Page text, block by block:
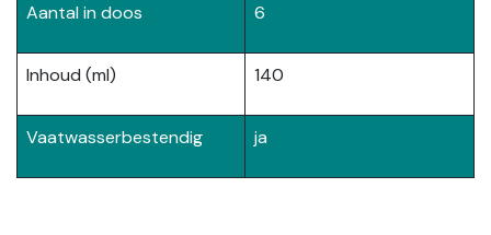
Aantal in doos 6
Inhoud (ml) 140
Vaatwasserbestendig ja